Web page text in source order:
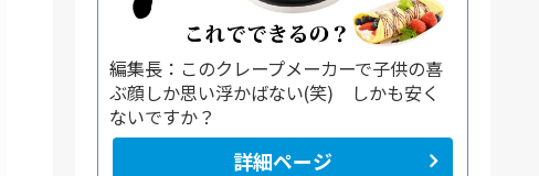
編集長：このクレープメーカーで子供の喜
ぶ顔しか思い浮かばない(笑) しかも安く
ないですか？
詳細ページ